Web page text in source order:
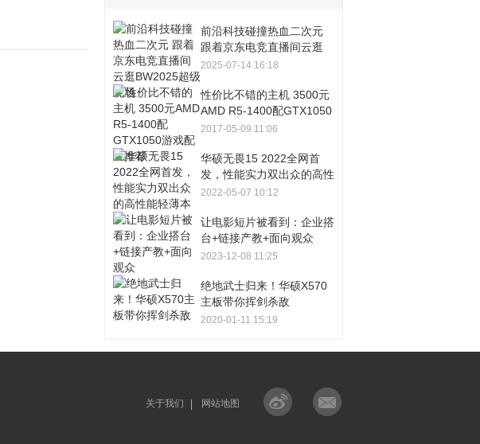
前沿科技碰撞热血二次元
跟着京东电竞直播间云逛
BW2025超级现场
2025-07-14 16:18
性价比不错的主机 3500元
AMD R5-1400配GTX1050
游戏配置推荐
2017-05-09 11:06
华硕无畏15 2022全网首
发，性能实力双出众的高性
能轻薄本
2022-05-07 10:12
让电影短片被看到：企业搭
台+链接产教+面向观众
2023-12-08 11:25
绝地武士归来！华硕X570
主板带你挥剑杀敌
2020-01-11 15:19
关于我们 网站地图